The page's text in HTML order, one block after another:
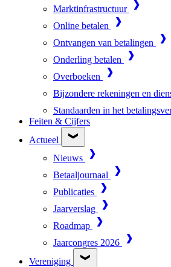
Marktinfrastructuur
Online betalen
Ontvangen van betalingen
Onderling betalen
Overboeken
Bijzondere rekeningen en
Standaarden in het
Feiten & Cijfers
Actueel
Nieuws
Betaaljournaal
Publicaties
Jaarverslag
Roadmap
Jaarcongres 2026
Vereniging